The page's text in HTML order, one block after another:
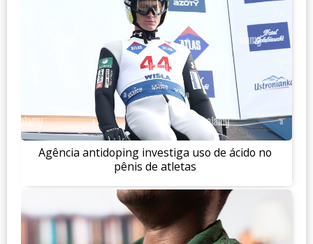
Agência antidoping investiga uso de ácido no
pênis de atletas